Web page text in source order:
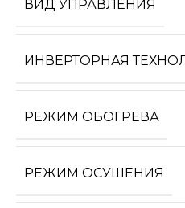
ВИД УПРАВЛЕНИЯ
ИНВЕРТОРНАЯ
РЕЖИМ ОБОГРЕВА
РЕЖИМ ОСУШЕНИЯ